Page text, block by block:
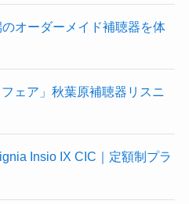
オーダーメイド補聴器を体
ェア」秋葉原補聴器リスニ
Insio IX CIC｜定額制プラ